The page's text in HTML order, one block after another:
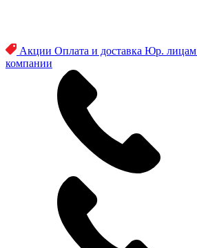
Акции Оплата и доставка Юр. лицам
компании